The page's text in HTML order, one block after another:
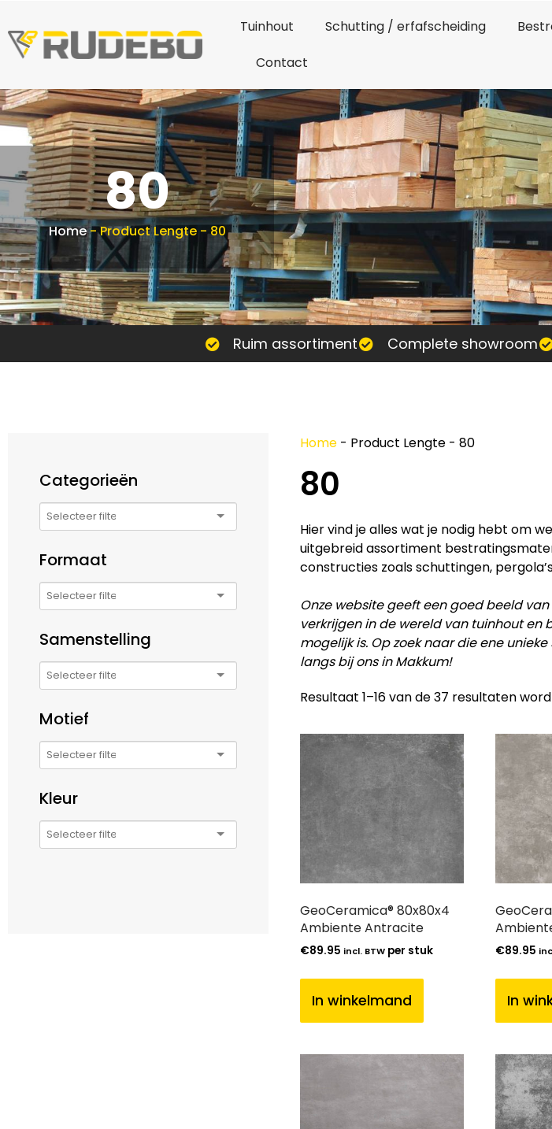
Tuinhout Schutting / erfafscheiding
Contact
80
Home-Product Lengte-80
Ruim assortiment Complete showroom
Categorieën
Formaat
Samenstelling
Motief
Kleur
Home - Product Lengte - 80
80
Hier vind je alles wat je nodig hebt om
uitgebreid assortiment
constructies zoals schuttingen,
Onze website geeft een goed beeld
verkrijgen in de wereld van tuinhout en
mogelijk is. Op zoek naar die ene
langs bij ons in Makkum!
Resultaat 1–16 van de 37 resultaten
GeoCeramica® 80x80x4
Ambiente Antracite
€89.95 incl. BTW per stuk
In winkelmand
€89.95
In